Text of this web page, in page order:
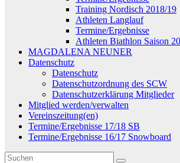
Training Nordisch 2018/19
Athleten Langlauf
Termine/Ergebnisse
Athleten Biathlon Saison
MAGDALENA NEUNER
Datenschutz
Datenschutz
Datenschutzordnung des SCW
Datenschutzerklärung Mitglieder
Mitglied werden/verwalten
Vereinszeitung(en)
Termine/Ergebnisse 17/18 SB
Termine/Ergebnisse 16/17 Snowboard